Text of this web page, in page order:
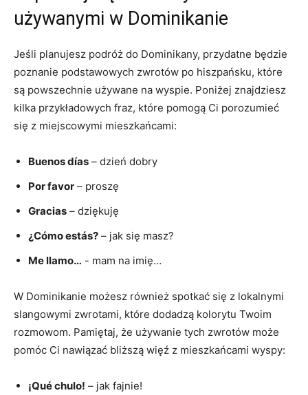
używanymi w Dominikanie
Jeśli planujesz podróż ⁣do Dominikany, przydatne‌ będzie‍
poznanie podstawowych zwrotów po hiszpańsku, które
są powszechnie używane na wyspie. Poniżej⁤ znajdziesz
kilka przykładowych fraz, które pomogą ​Ci porozumieć
się ⁣z miejscowymi mieszkańcami:
Buenos días – dzień dobry
Por favor – proszę
Gracias – dziękuję
¿Cómo estás? – jak się masz?
Me llamo… -​ mam na imię…
W Dominikanie możesz również spotkać‌ się z lokalnymi
slangowymi zwrotami, które dodadzą kolorytu Twoim
rozmowom. Pamiętaj, że używanie tych zwrotów może
‍pomóc Ci nawiązać bliższą więź z mieszkańcami wyspy:
¡Qué chulo! – jak ‌fajnie!